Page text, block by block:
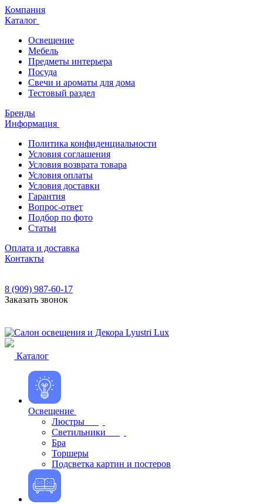
Компания
Каталог
Освещение
Мебель
Предметы интерьера
Посуда
Свечи и ароматы для дома
Тестовый раздел
Бренды
Информация
Политика конфиденциальности
Условия соглашения
Условия возврата товара
Условия оплаты
Условия доставки
Гарантия
Вопрос-ответ
Подбор по фото
Статьи
Оплата и доставка
Контакты
8 (909) 987-60-17
Заказать звонок
Каталог
Освещение
Люстры
Светильники
Бра
Торшеры
Подсветка картин и постеров